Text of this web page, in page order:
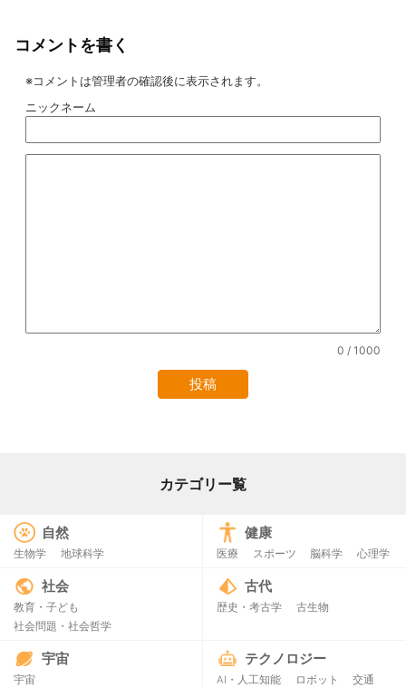
コメントを書く
※コメントは管理者の確認後に表示されます。
ニックネーム
0 / 1000
カテゴリー覧
自然
生物学 地球科学
健康
医療 スポーツ 脳科学 心理学
社会
教育・子ども
社会問題・社会哲学
古代
歴史・考古学 古生物
宇宙
宇宙
テクノロジー
AI・人工知能 ロボット
交通